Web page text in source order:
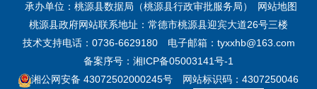
承办单位：桃源县数据局（桃源县行政审批服务局）
网站地图
桃源县政府网站联系地址：常德市桃源县迎宾大道26号三楼
技术支持电话：0736-6629180
电子邮箱：tyxxhb@163.com
备案序号：湘ICP备05003141号-1
湘公网安备 43072502000245号
网站标识码：4307250046